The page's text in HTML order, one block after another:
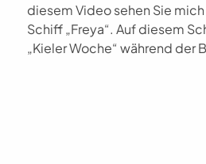
diesem Video sehen Sie
Schiff „Freya“. Auf diesem
„Kieler Woche“ während der